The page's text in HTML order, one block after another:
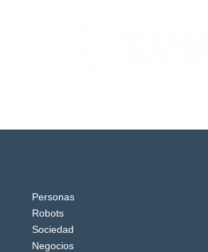
Personas
Robots
Sociedad
Negocios